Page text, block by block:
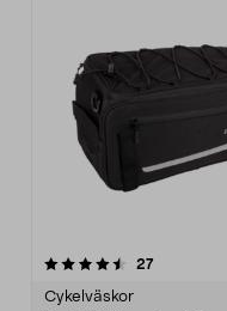
27recensioner
Cykelväskor
4.5av 5 stjärnor